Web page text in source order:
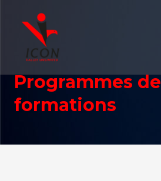
Programmes de
formations